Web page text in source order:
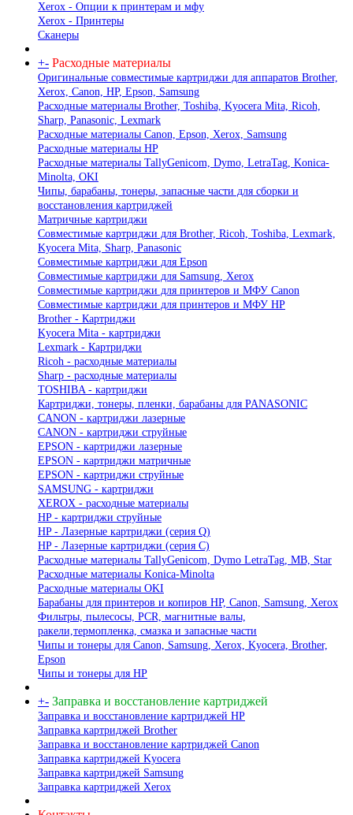
Xerox - Опции к принтерам и мфу
Xerox - Принтеры
Сканеры
+- Расходные материалы
Оригинальные совместимые картриджи для аппаратов Brother,
Xerox, Canon, HP, Epson, Samsung
Расходные материалы Brother, Toshiba, Kyocera Mita, Ricoh,
Sharp, Panasonic, Lexmark
Расходные материалы Canon, Epson, Xerox, Samsung
Расходные материалы HP
Расходные материалы TallyGenicom, Dymo, LetraTag, Konica-
Minolta, OKI
Чипы, барабаны, тонеры, запасные части для сборки и
восстановления картриджей
Матричные картриджи
Совместимые картриджи для Brother, Ricoh, Toshiba, Lexmark,
Kyocera Mita, Sharp, Panasonic
Совместимые картриджи для Epson
Совместимые картриджи для Samsung, Xerox
Совместимые картриджи для принтеров и МФУ Canon
Совместимые картриджи для принтеров и МФУ HP
Brother - Картриджи
Kyocera Mita - картриджи
Lexmark - Картриджи
Ricoh - расходные материалы
Sharp - расходные материалы
TOSHIBA - картриджи
Картриджи, тонеры, пленки, барабаны для PANASONIC
CANON - картриджи лазерные
CANON - картриджи струйные
EPSON - картриджи лазерные
EPSON - картриджи матричные
EPSON - картриджи струйные
SAMSUNG - картриджи
XEROX - расходные материалы
HP - картриджи струйные
HP - Лазерные картриджи (серия Q)
HP - Лазерные картриджи (серия С)
Расходные материалы TallyGenicom, Dymo LetraTag, MB, Star
Расходные материалы Konica-Minolta
Расходные материалы OKI
Барабаны для принтеров и копиров HP, Canon, Samsung, Xerox
Фильтры, пылесосы, PCR, магнитные валы,
ракели,термопленка, смазка и запасные части
Чипы и тонеры для Canon, Samsung, Xerox, Kyocera, Brother,
Epson
Чипы и тонеры для HP
+- Заправка и восстановление картриджей
Заправка и восстановление картриджей HP
Заправка картриджей Brother
Заправка и восстановление картриджей Canon
Заправка картриджей Kyocera
Заправка картриджей Samsung
Заправка картриджей Xerox